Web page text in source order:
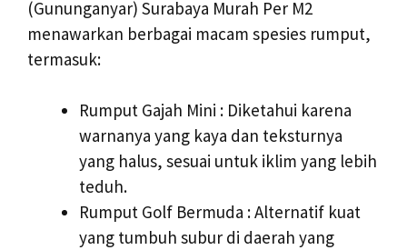
(Gununganyar) Surabaya Murah Per M2
menawarkan berbagai macam spesies rumput,
termasuk:
Rumput Gajah Mini : Diketahui karena
warnanya yang kaya dan teksturnya
yang halus, sesuai untuk iklim yang lebih
teduh.
Rumput Golf Bermuda : Alternatif kuat
yang tumbuh subur di daerah yang